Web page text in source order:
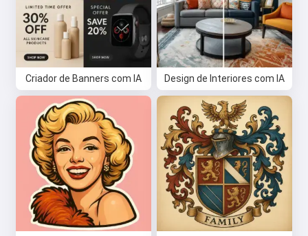
Criador de Banners com IA Design de Interiores com IA